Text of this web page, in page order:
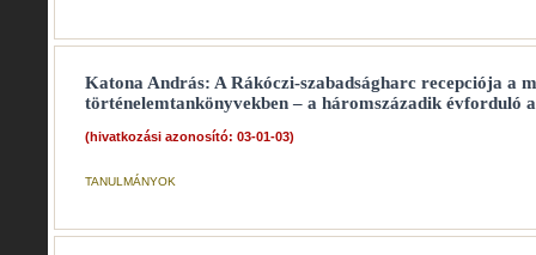
Katona András: A Rákóczi-szabadságharc recepciója a
történelemtankönyvekben – a háromszázadik évforduló
(hivatkozási azonosító: 03-01-03)
TANULMÁNYOK